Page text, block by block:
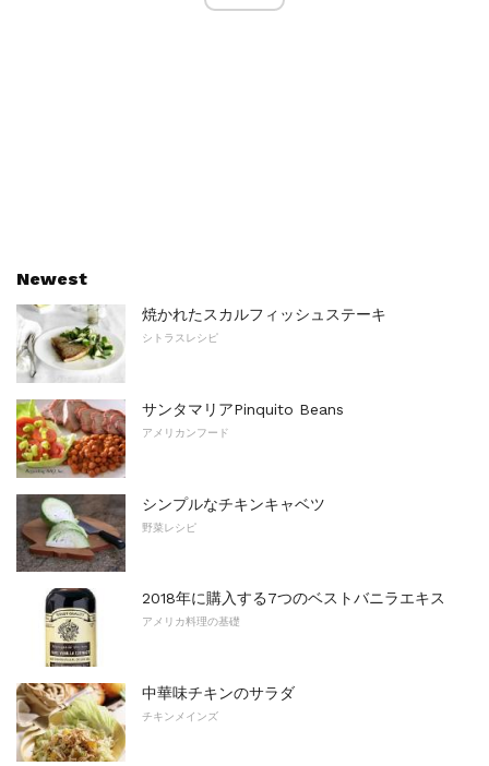
Newest
焼かれたスカルフィッシュステーキ
シトラスレシピ
サンタマリアPinquito Beans
アメリカンフード
シンプルなチキンキャベツ
野菜レシピ
2018年に購入する7つのベストバニラエキス
アメリカ料理の基礎
中華味チキンのサラダ
チキンメインズ